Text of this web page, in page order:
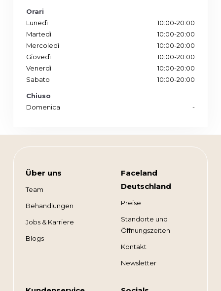
Orari
Lunedì
10:00-20:00
Martedì
10:00-20:00
Mercoledì
10:00-20:00
Giovedì
10:00-20:00
Venerdì
10:00-20:00
Sabato
10:00-20:00
Chiuso
Domenica
-
Über uns
Team
Behandlungen
Jobs & Karriere
Blogs
Faceland
Deutschland
Preise
Standorte und
Öffnungszeiten
Kontakt
Newsletter